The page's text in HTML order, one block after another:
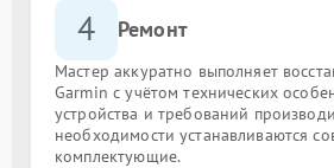
4 Ремонт
Мастер аккуратно выполняет
Garmin с учётом технических
устройства и требований
необходимости устанавливаются
комплектующие.